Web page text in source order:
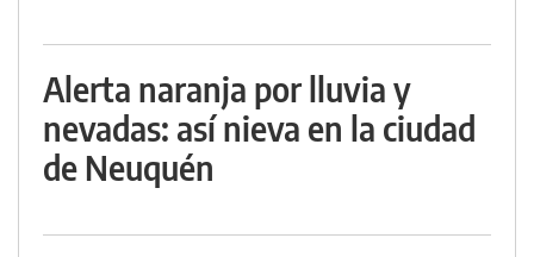
Alerta naranja por lluvia y
nevadas: así nieva en la ciudad
de Neuquén